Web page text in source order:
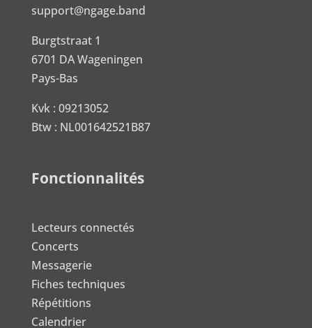
support@ngage.band
Burgtstraat 1
6701 DA Wageningen
Pays-Bas
Kvk : 09213052
Btw : NL001642521B87
Fonctionnalités
Lecteurs connectés
Concerts
Messagerie
Fiches techniques
Répétitions
Calendrier